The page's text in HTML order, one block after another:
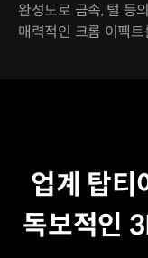
완성도로 금속, 털 등
매력적인 크롬 이펙
업계 탑티
독보적인